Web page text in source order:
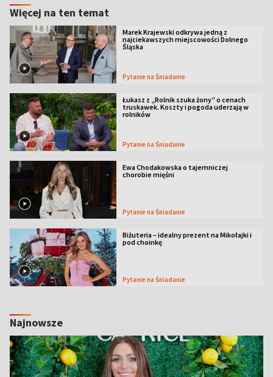
Więcej na ten temat
Marek Krajewski odkrywa jedną z
najciekawszych miejscowości Dolnego
Śląska
Pytanie na Śniadanie
Łukasz z „Rolnik szuka żony” o cenach
truskawek. Koszty i pogoda uderzają w
rolników
Pytanie na Śniadanie
Ewa Chodakowska o tajemniczej
chorobie mięśni
Pytanie na Śniadanie
Biżuteria – idealny prezent na Mikołajki i
pod choinkę
Pytanie na Śniadanie
Najnowsze